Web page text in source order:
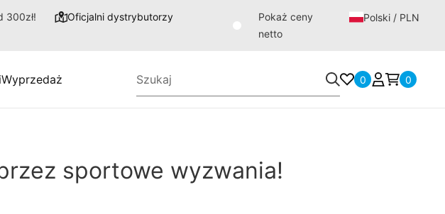
300zł! Oficjalni dystrybutorzy
Pokaż ceny
netto
Polski / PLN
Wyprzedaż 0 0
sportowe wyzwania!